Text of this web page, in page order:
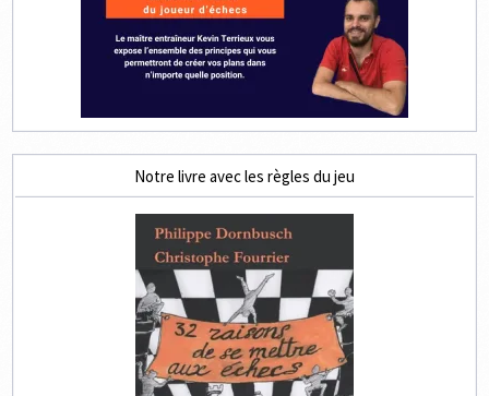
Notre livre avec les règles du jeu